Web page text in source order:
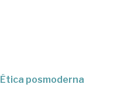
Ética posmoderna